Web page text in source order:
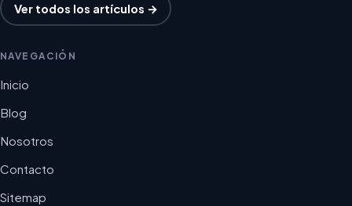
Ver todos los artículos →
NAVEGACIÓN
Inicio
Blog
Nosotros
Contacto
Sitemap